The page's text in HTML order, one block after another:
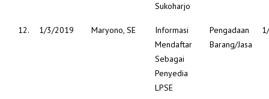
Sukoharjo
12. 1/3/2019 Maryono, SE
Informasi
Mendaftar
Sebagai
Penyedia
LPSE
Pengadaan
Barang/Jasa